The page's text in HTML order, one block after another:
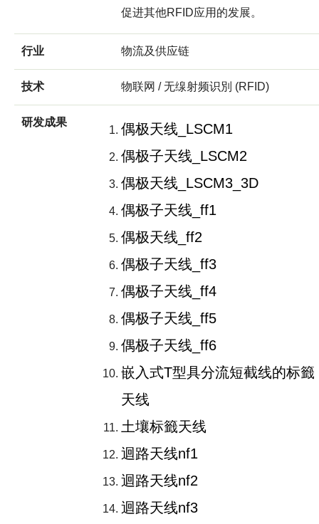
促进其他RFID应用的发展。
行业 物流及供应链
技术 物联网 / 无缐射频识別 (RFID)
研发成果
偶极天线_LSCM1
偶极子天线_LSCM2
偶极天线_LSCM3_3D
偶极子天线_ff1
偶极天线_ff2
偶极子天线_ff3
偶极子天线_ff4
偶极子天线_ff5
偶极子天线_ff6
嵌入式T型具分流短截线的标籤
天线
土壤标籤天线
迴路天线nf1
迴路天线nf2
迴路天线nf3